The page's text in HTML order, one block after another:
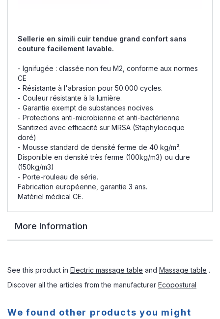
Sellerie en simili cuir tendue grand confort sans
couture facilement lavable.
- Ignifugée : classée non feu M2, conforme aux normes
CE
- Résistante à l'abrasion pour 50.000 cycles.
- Couleur résistante à la lumière.
- Garantie exempt de substances nocives.
- Protections anti-microbienne et anti-bactérienne
Sanitized avec efficacité sur MRSA (Staphylocoque
doré)
- Mousse standard de densité ferme de 40 kg/m².
Disponible en densité très ferme (100kg/m3) ou dure
(150kg/m3)
- Porte-rouleau de série.
Fabrication européenne, garantie 3 ans.
Matériel médical CE.
More Information
See this product in Electric massage table and Massage table .
Discover all the articles from the manufacturer Ecopostural
We found other products you might